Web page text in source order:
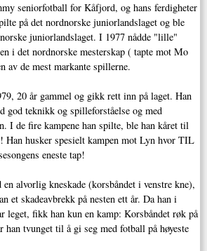
seniorfotball for Kåfjord, og hans ferdigheter
på det nordnorske juniorlandslaget og ble
juniorlandslaget. I 1977 nådde "lille"
i det nordnorske mesterskap ( tapte mot Mo
av de mest markante spillerne.
20 år gammel og gikk rett inn på laget. Han
god teknikk og spilleforståelse og med
I de fire kampene han spilte, ble han kåret til
Han husker spesielt kampen mot Lyn hvor TIL
eneste tap!
alvorlig kneskade (korsbåndet i venstre kne),
et skadeavbrekk på nesten ett år. Da han i
leget, fikk han kun en kamp: Korsbåndet røk på
tvunget til å gi seg med fotball på høyeste